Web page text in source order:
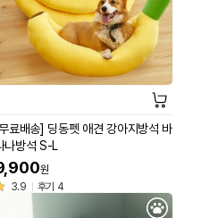
료배송] 딩동펫 애견 강아지방석 바
나방석 S-L
원
3.9
후기 4